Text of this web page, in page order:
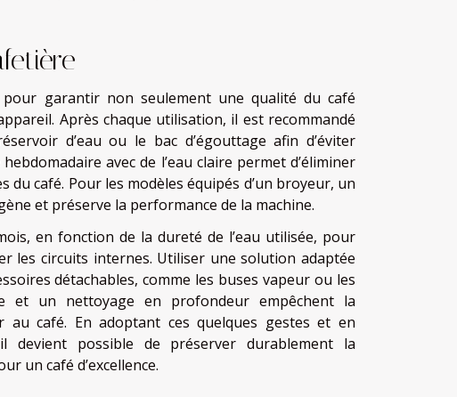
pour garantir non seulement une qualité du café
Après chaque utilisation, il est recommandé
d’eau ou le bac d’égouttage afin d’éviter
avec de l’eau claire permet d’éliminer
café. Pour les modèles équipés d’un broyeur, un
et préserve la performance de la machine.
en fonction de la dureté de l’eau utilisée, pour
les circuits internes. Utiliser une solution adaptée
détachables, comme les buses vapeur ou les
et un nettoyage en profondeur empêchent la
café. En adoptant ces quelques gestes et en
devient possible de préserver durablement la
un café d’excellence.